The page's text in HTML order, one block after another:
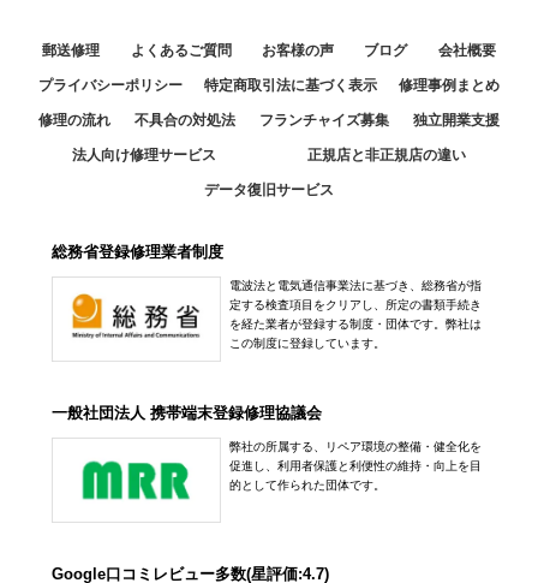
郵送修理 よくあるご質問 お客様の声 ブログ 会社概要
プライバシーポリシー 特定商取引法に基づく表示 修理事例まとめ
修理の流れ 不具合の対処法 フランチャイズ募集 独立開業支援
法人向け修理サービス 正規店と非正規店の違い
データ復旧サービス
総務省登録修理業者制度
電波法と電気通信事業法に基づき、総務省が指
定する検査項目をクリアし、所定の書類手続き
を経た業者が登録する制度・団体です。弊社は
この制度に登録しています。
一般社団法人 携帯端末登録修理協議会
弊社の所属する、リペア環境の整備・健全化を
促進し、利用者保護と利便性の維持・向上を目
的として作られた団体です。
Google口コミレビュー多数(星評価:4.7)